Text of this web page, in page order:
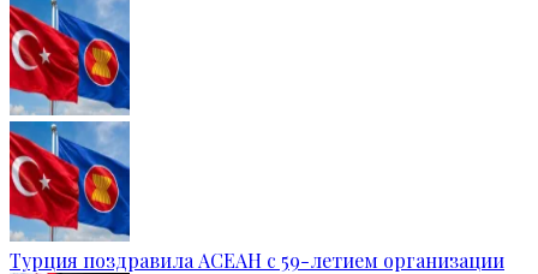
Турция поздравила АСЕАН с 59-летием организации